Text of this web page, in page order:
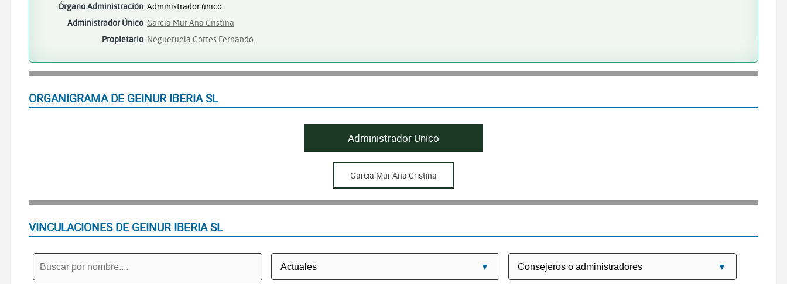
Órgano Administración Administrador único
Administrador Único Garcia Mur Ana Cristina
Propietario Negueruela Cortes Fernando
ORGANIGRAMA DE GEINUR IBERIA SL
Administrador Unico
Garcia Mur Ana Cristina
VINCULACIONES DE GEINUR IBERIA SL